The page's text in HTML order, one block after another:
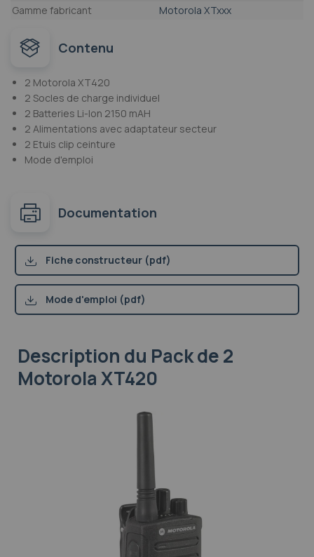
Gamme fabricant
Motorola XTxxx
Contenu
2 Motorola XT420
2 Socles de charge individuel
2 Batteries Li-Ion 2150 mAH
2 Alimentations avec adaptateur secteur
2 Etuis clip ceinture
Mode d'emploi
Documentation
Fiche constructeur (pdf)
Mode d'emploi (pdf)
Description du Pack de 2
Motorola XT420